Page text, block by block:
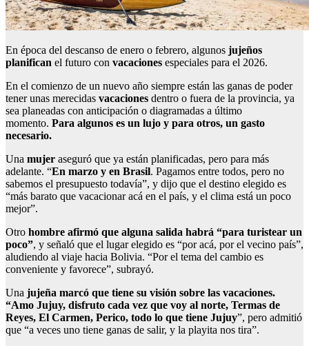
En época del descanso de enero o febrero, algunos jujeños
planifican el futuro con vacaciones especiales para el 2026.
En el comienzo de un nuevo año siempre están las ganas de poder
tener unas merecidas vacaciones dentro o fuera de la provincia, ya
sea planeadas con anticipación o diagramadas a último
momento. Para algunos es un lujo y para otros, un gasto
necesario.
Una mujer aseguró que ya están planificadas, pero para más
adelante. “En marzo y en Brasil. Pagamos entre todos, pero no
sabemos el presupuesto todavía”, y dijo que el destino elegido es
“más barato que vacacionar acá en el país, y el clima está un poco
mejor”.
Otro hombre afirmó que alguna salida habrá “para turistear un
poco”, y señaló que el lugar elegido es “por acá, por el vecino país”,
aludiendo al viaje hacia Bolivia. “Por el tema del cambio es
conveniente y favorece”, subrayó.
Una jujeña marcó que tiene su visión sobre las vacaciones.
“Amo Jujuy, disfruto cada vez que voy al norte, Termas de
Reyes, El Carmen, Perico, todo lo que tiene Jujuy”, pero admitió
que “a veces uno tiene ganas de salir, y la playita nos tira”.